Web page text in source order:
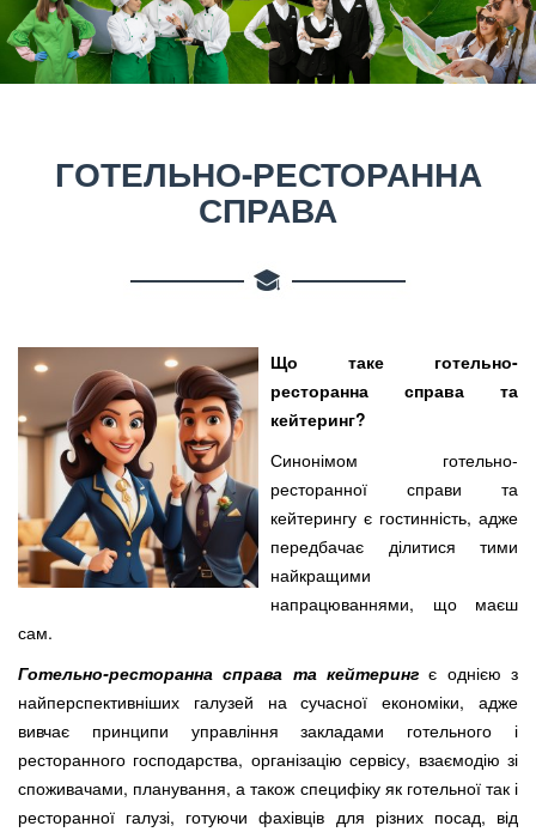
ГОТЕЛЬНО-РЕСТОРАННА
СПРАВА
Що таке готельно-
ресторанна справа та
кейтеринг?
Синонімом готельно-
ресторанної справи та
кейтерингу є гостинність, адже
передбачає ділитися тими
найкращими
напрацюваннями, що маєш
сам.
Готельно-ресторанна справа та кейтеринг є однією з
найперспективніших галузей на сучасної економіки, адже
вивчає принципи управління закладами готельного і
ресторанного господарства, організацію сервісу, взаємодію зі
споживачами, планування, а також специфіку як готельної так і
ресторанної галузі, готуючи фахівців для різних посад, від